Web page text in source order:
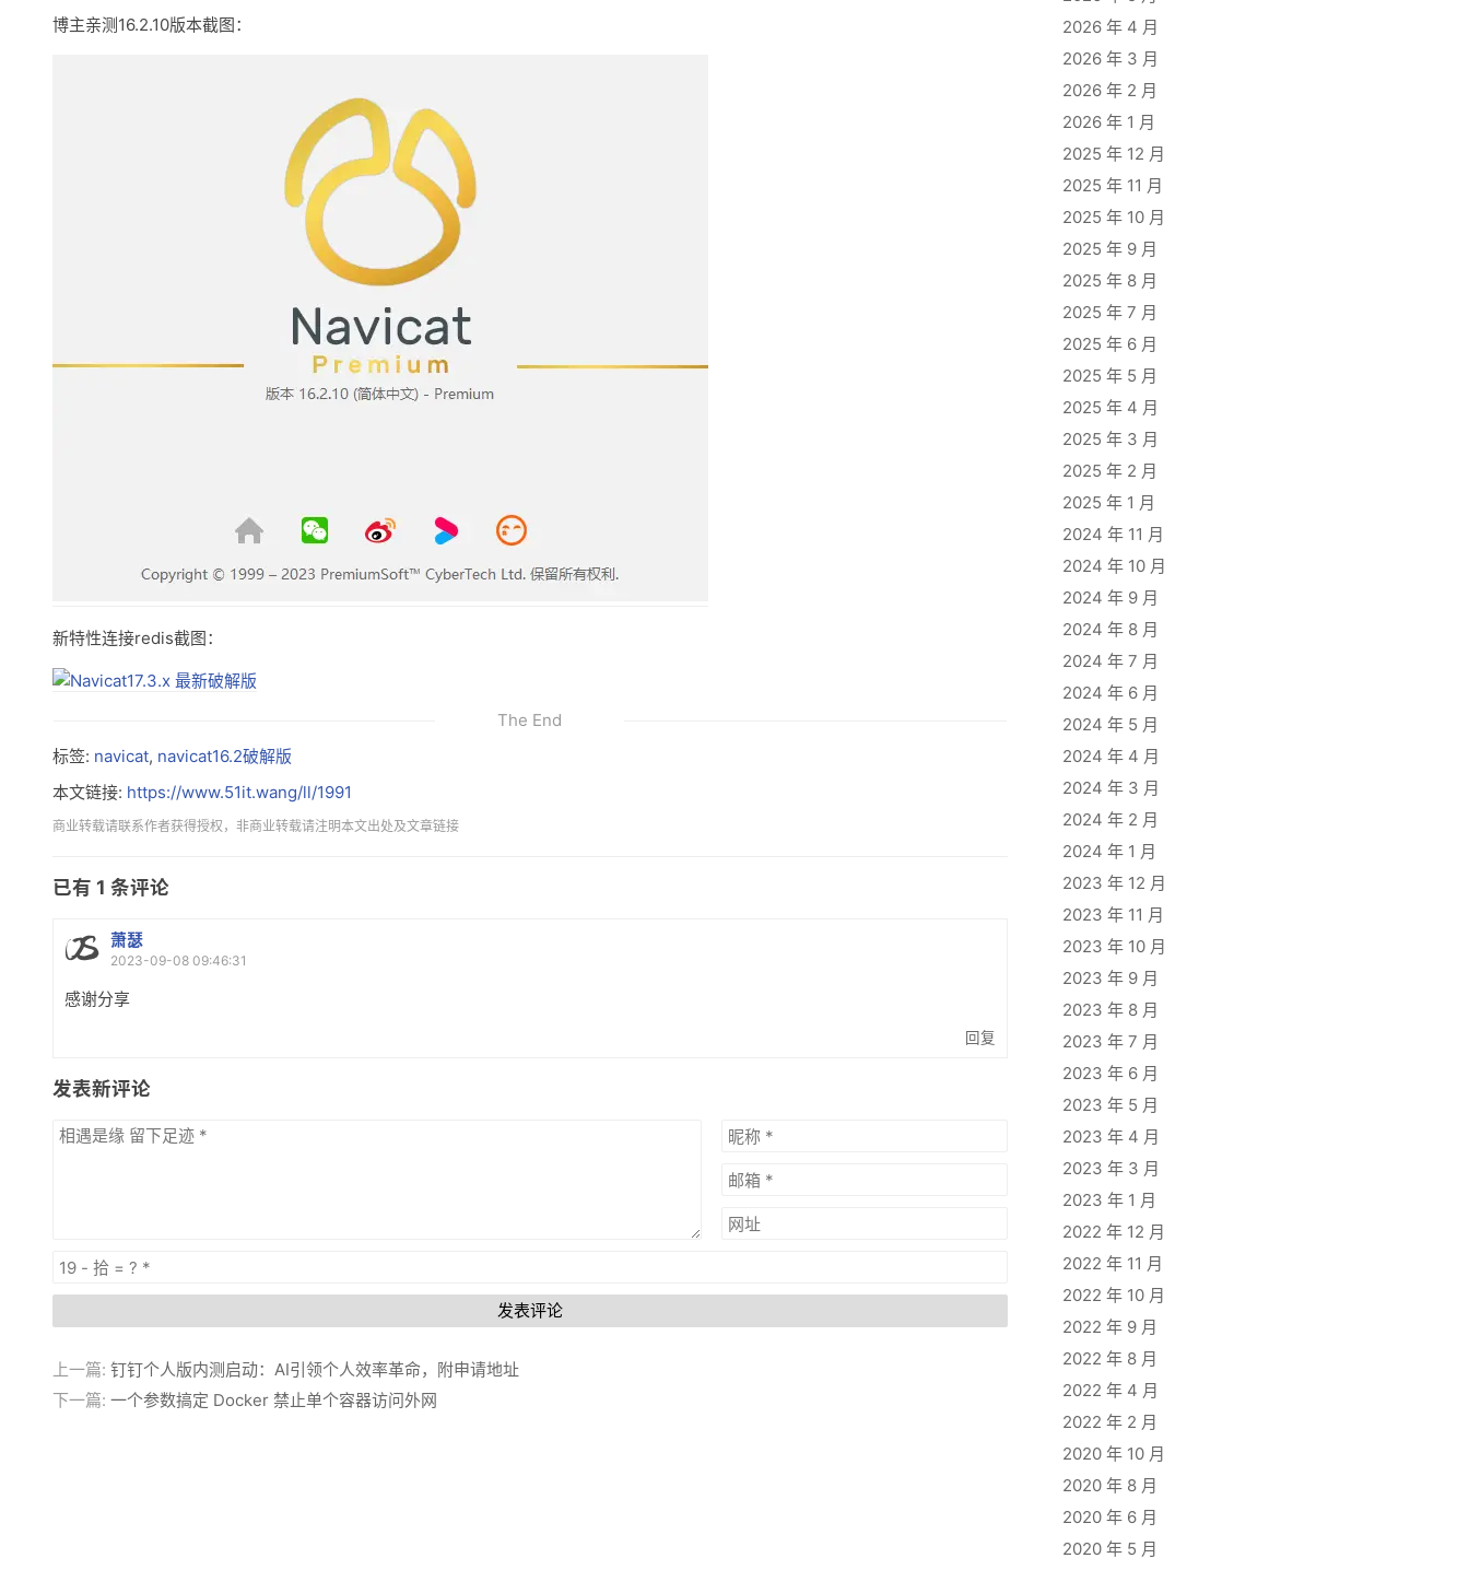
博主亲测16.2.10版本截图：
新特性连接redis截图：
The End
标签: navicat, navicat16.2破解版
本文链接: https://www.51it.wang/ll/1991
商业转载请联系作者获得授权，非商业转载请注明本文出处及文章链接
已有 1 条评论
萧瑟
2023-09-08 09:46:31
感谢分享
回复
发表新评论
发表评论
上一篇: 钉钉个人版内测启动：AI引领个人效率革命，附申请地址
下一篇: 一个参数搞定 Docker 禁止单个容器访问外网
2026 年 4 月
2026 年 3 月
2026 年 2 月
2026 年 1 月
2025 年 12 月
2025 年 11 月
2025 年 10 月
2025 年 9 月
2025 年 8 月
2025 年 7 月
2025 年 6 月
2025 年 5 月
2025 年 4 月
2025 年 3 月
2025 年 2 月
2025 年 1 月
2024 年 11 月
2024 年 10 月
2024 年 9 月
2024 年 8 月
2024 年 7 月
2024 年 6 月
2024 年 5 月
2024 年 4 月
2024 年 3 月
2024 年 2 月
2024 年 1 月
2023 年 12 月
2023 年 11 月
2023 年 10 月
2023 年 9 月
2023 年 8 月
2023 年 7 月
2023 年 6 月
2023 年 5 月
2023 年 4 月
2023 年 3 月
2023 年 1 月
2022 年 12 月
2022 年 11 月
2022 年 10 月
2022 年 9 月
2022 年 8 月
2022 年 4 月
2022 年 2 月
2020 年 10 月
2020 年 8 月
2020 年 6 月
2020 年 5 月